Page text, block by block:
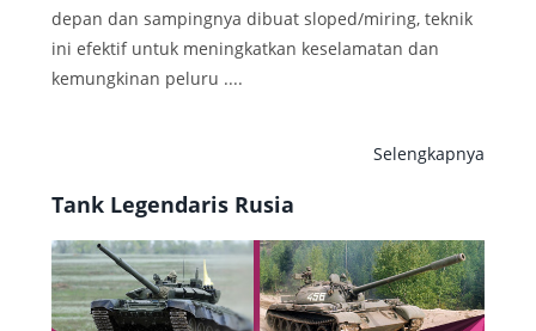
depan dan sampingnya dibuat sloped/miring, teknik
ini efektif untuk meningkatkan keselamatan dan
kemungkinan peluru ....
Selengkapnya
Tank Legendaris Rusia